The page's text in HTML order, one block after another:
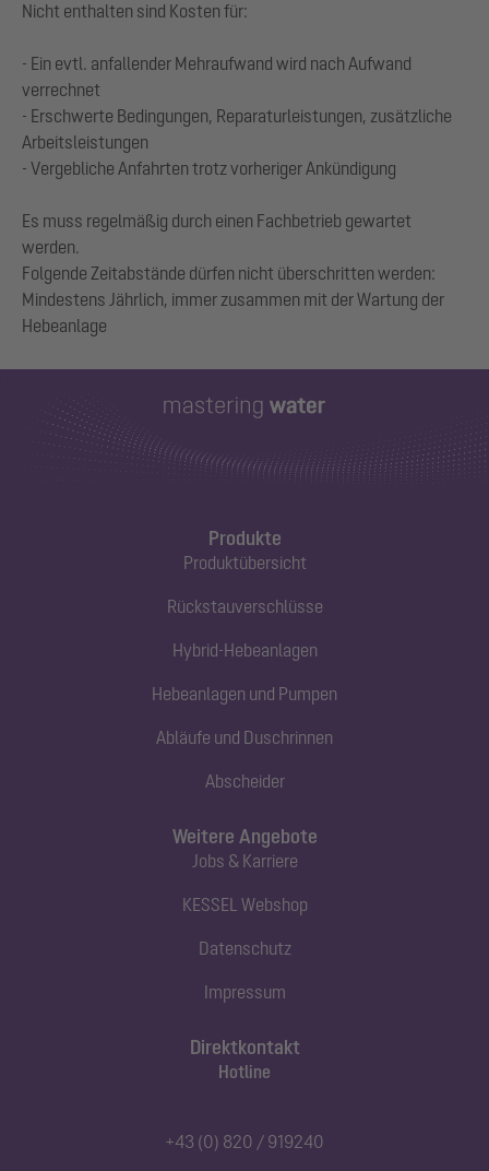
Nicht enthalten sind Kosten für:
- Ein evtl. anfallender Mehraufwand wird nach Aufwand
verrechnet
- Erschwerte Bedingungen, Reparaturleistungen, zusätzliche
Arbeitsleistungen
- Vergebliche Anfahrten trotz vorheriger Ankündigung
Es muss regelmäßig durch einen Fachbetrieb gewartet
werden.
Folgende Zeitabstände dürfen nicht überschritten werden:
Mindestens Jährlich, immer zusammen mit der Wartung der
Produkte
Produktübersicht
Rückstauverschlüsse
Hybrid-Hebeanlagen
Hebeanlagen und Pumpen
Abläufe und Duschrinnen
Abscheider
Direktkontakt
Hotline
+43 (0) 820 / 919240
Weitere Angebote
Jobs & Karriere
KESSEL Webshop
Datenschutz
Impressum